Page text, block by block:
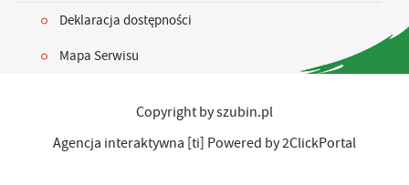
Deklaracja dostępności
Mapa Serwisu
Copyright by szubin.pl
Agencja interaktywna [ti] Powered by2ClickPortal